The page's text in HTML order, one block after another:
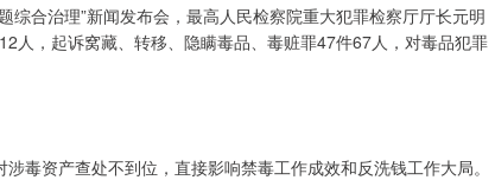
合治理”新闻发布会，最高人民检察院重大犯罪检察厅厅长元明
人，起诉窝藏、转移、隐瞒毒品、毒赃罪47件67人，对毒品犯罪
毒资产查处不到位，直接影响禁毒工作成效和反洗钱工作大局。